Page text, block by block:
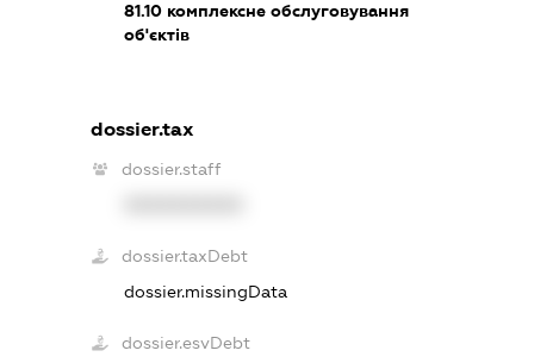
81.10 комплексне обслуговування
об'єктів
dossier.tax
dossier.staff
dossier.taxDebt
dossier.missingData
dossier.esvDebt